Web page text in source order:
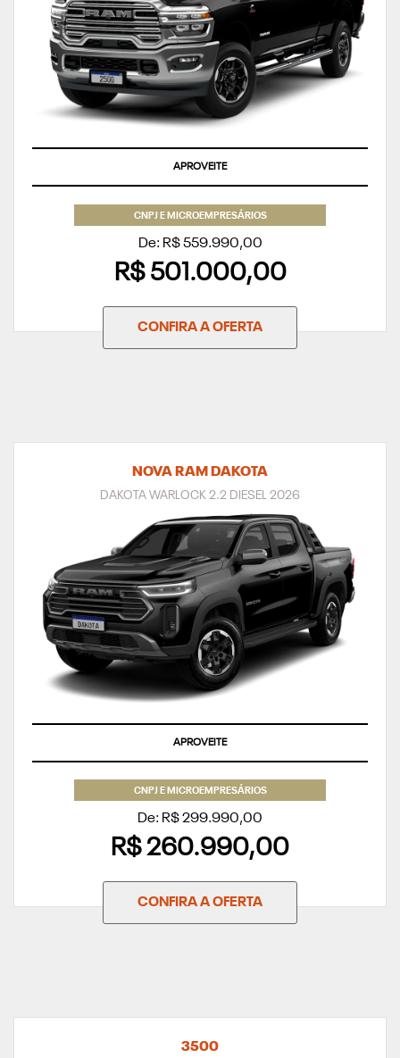
APROVEITE
CNPJ E MICROEMPRESÁRIOS
De: R$ 559.990,00
R$ 501.000,00
CONFIRA A OFERTA
NOVA RAM DAKOTA
DAKOTA WARLOCK 2.2 DIESEL 2026
APROVEITE
CNPJ E MICROEMPRESÁRIOS
De: R$ 299.990,00
R$ 260.990,00
CONFIRA A OFERTA
3500